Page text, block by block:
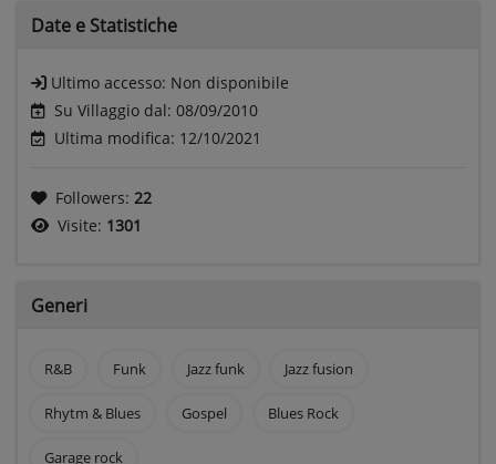
Date e Statistiche
Ultimo accesso: Non disponibile
Su Villaggio dal: 08/09/2010
Ultima modifica: 12/10/2021
Followers: 22
Visite: 1301
Generi
R&B Funk Jazz funk Jazz fusion
Rhytm & Blues Gospel Blues Rock
Garage rock